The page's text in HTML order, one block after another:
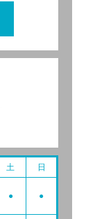
土 日
● ●